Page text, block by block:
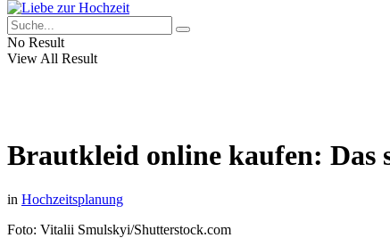
No Result
View All Result
Brautkleid online kaufen: Das
in Hochzeitsplanung
Foto: Vitalii Smulskyi/Shutterstock.com